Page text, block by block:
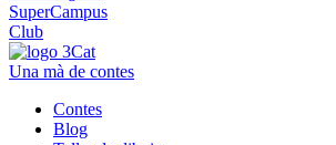
SuperCampus
Club
Una mà de contes
Contes
Blog